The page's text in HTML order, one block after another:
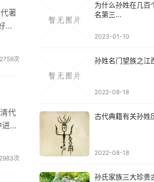
著
2759次
代
2983次
为什么孙姓在几百
名第三...
2023-01-10
孙姓名门望族之江
2022-08-18
古代典籍有关孙姓
2022-08-18
孙氏家族三大珍贵